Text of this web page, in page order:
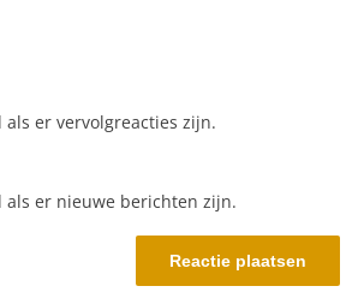
er vervolgreacties zijn.
er nieuwe berichten zijn.